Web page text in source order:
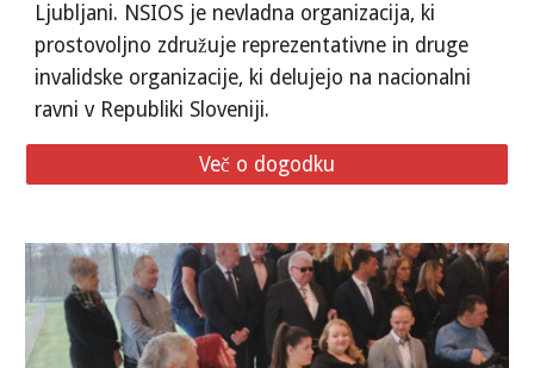
Ljubljani. NSIOS je nevladna organizacija, ki
prostovoljno združuje reprezentativne in druge
invalidske organizacije, ki delujejo na nacionalni
ravni v Republiki Sloveniji.
Več o dogodku